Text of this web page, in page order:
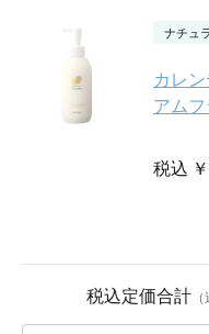
ナチュ
カレ
アム
税込
税込定価合計